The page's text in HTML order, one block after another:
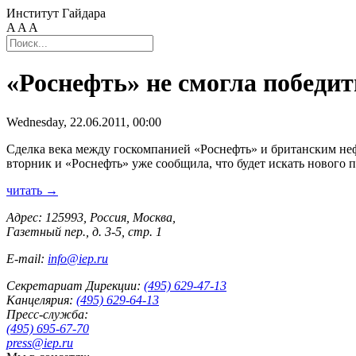
Институт Гайдара
A A A
«Роснефть» не смогла
Wednesday, 22.06.2011, 00:00
Сделка века между госкомпанией «Роснефть» и британским
вторник и «Роснефть» уже сообщила, что будет искать нового
читать →
Адрес: 125993, Россия, Москва,
Газетный пер., д. 3-5, стр. 1
E-mail: info@iep.ru
Секретариат Дирекции: (495) 629-47-13
Канцелярия: (495) 629-64-13
Пресс-служба:
(495) 695-67-70
press@iep.ru